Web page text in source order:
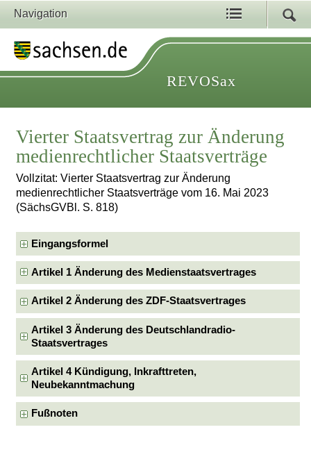
Navigation
REVOSax
Vierter Staatsvertrag zur Änderung
medienrechtlicher Staatsverträge
Vollzitat: Vierter Staatsvertrag zur Änderung
medienrechtlicher Staatsverträge vom 16. Mai 2023
(SächsGVBl. S. 818)
Eingangsformel
Artikel 1 Änderung des Medienstaatsvertrages
Artikel 2 Änderung des ZDF-Staatsvertrages
Artikel 3 Änderung des Deutschlandradio-
Staatsvertrages
Artikel 4 Kündigung, Inkrafttreten,
Neubekanntmachung
Fußnoten